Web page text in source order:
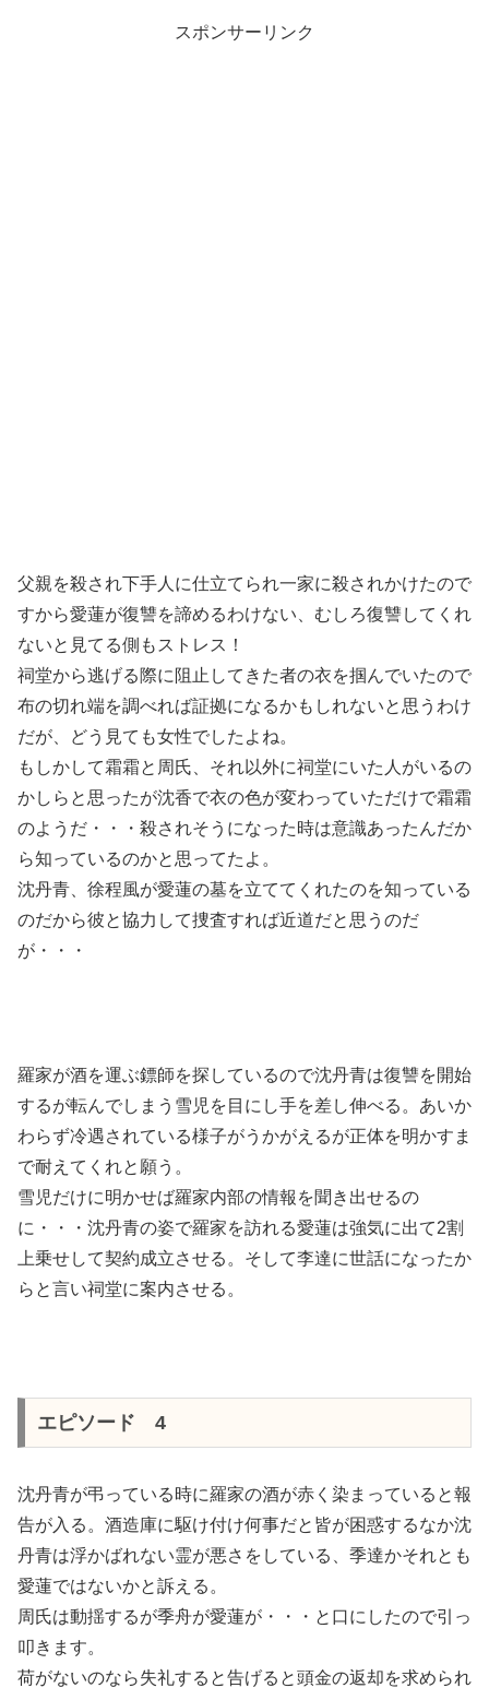
スポンサーリンク
父親を殺され下手人に仕立てられ一家に殺されかけたので
すから愛蓮が復讐を諦めるわけない、むしろ復讐してくれ
ないと見てる側もストレス！
祠堂から逃げる際に阻止してきた者の衣を掴んでいたので
布の切れ端を調べれば証拠になるかもしれないと思うわけ
だが、どう見ても女性でしたよね。
もしかして霜霜と周氏、それ以外に祠堂にいた人がいるの
かしらと思ったが沈香で衣の色が変わっていただけで霜霜
のようだ・・・殺されそうになった時は意識あったんだか
ら知っているのかと思ってたよ。
沈丹青、徐程風が愛蓮の墓を立ててくれたのを知っている
のだから彼と協力して捜査すれば近道だと思うのだ
が・・・
羅家が酒を運ぶ鏢師を探しているので沈丹青は復讐を開始
するが転んでしまう雪児を目にし手を差し伸べる。あいか
わらず冷遇されている様子がうかがえるが正体を明かすま
で耐えてくれと願う。
雪児だけに明かせば羅家内部の情報を聞き出せるの
に・・・沈丹青の姿で羅家を訪れる愛蓮は強気に出て2割
上乗せして契約成立させる。そして李達に世話になったか
らと言い祠堂に案内させる。
エピソード 4
沈丹青が弔っている時に羅家の酒が赤く染まっていると報
告が入る。酒造庫に駆け付け何事だと皆が困惑するなか沈
丹青は浮かばれない霊が悪さをしている、季達かそれとも
愛蓮ではないかと訴える。
周氏は動揺するが季舟が愛蓮が・・・と口にしたので引っ
叩きます。
荷がないのなら失礼すると告げると頭金の返却を求められ